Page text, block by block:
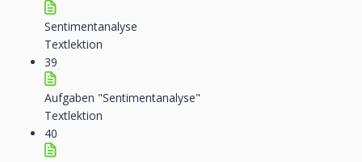
Sentimentanalyse
Textlektion
39
Aufgaben "Sentimentanalyse"
Textlektion
40